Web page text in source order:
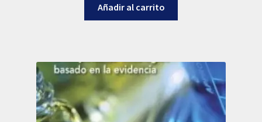
Añadir al carrito